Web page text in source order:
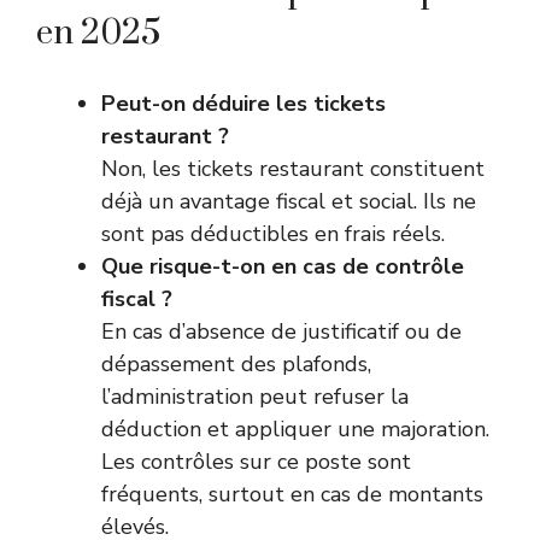
en 2025
Peut-on déduire les tickets
restaurant ?
Non, les tickets restaurant constituent
déjà un avantage fiscal et social. Ils ne
sont pas déductibles en frais réels.
Que risque-t-on en cas de contrôle
fiscal ?
En cas d’absence de justificatif ou de
dépassement des plafonds,
l’administration peut refuser la
déduction et appliquer une majoration.
Les contrôles sur ce poste sont
fréquents, surtout en cas de montants
élevés.